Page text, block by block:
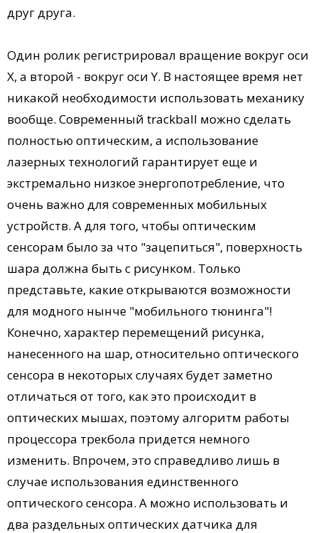
друг друга.
Один ролик регистрировал вращение вокруг оси
X, а второй - вокруг оси Y. В настоящее время нет
никакой необходимости использовать механику
вообще. Современный trackball можно сделать
полностью оптическим, а использование
лазерных технологий гарантирует еще и
экстремально низкое энергопотребление, что
очень важно для современных мобильных
устройств. А для того, чтобы оптическим
сенсорам было за что "зацепиться", поверхность
шара должна быть с рисунком. Только
представьте, какие открываются возможности
для модного нынче "мобильного тюнинга"!
Конечно, характер перемещений рисунка,
нанесенного на шар, относительно оптического
сенсора в некоторых случаях будет заметно
отличаться от того, как это происходит в
оптических мышах, поэтому алгоритм работы
процессора трекбола придется немного
изменить. Впрочем, это справедливо лишь в
случае использования единственного
оптического сенсора. А можно использовать и
два раздельных оптических датчика для